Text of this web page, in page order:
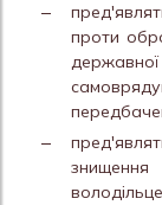
проти